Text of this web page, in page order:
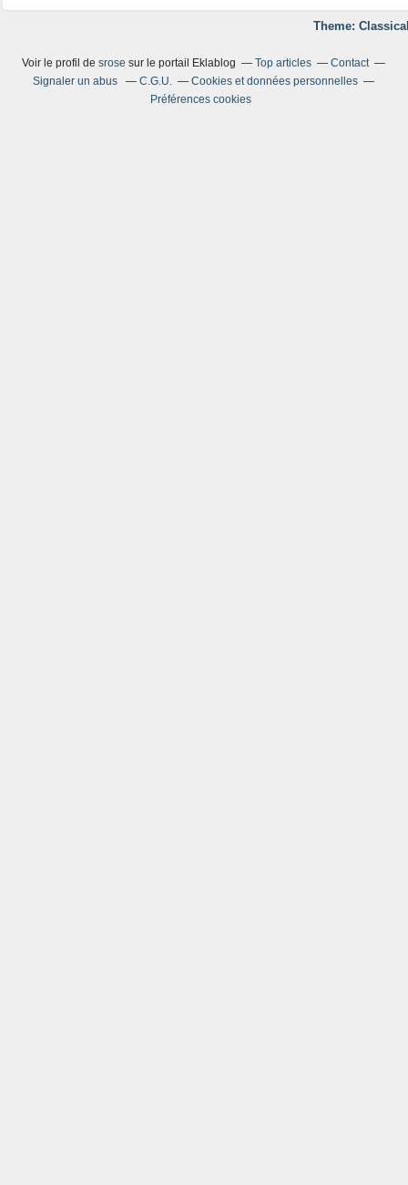
Theme:
Voir le profil desrose sur le portail Eklablog Top articles
Contact
Signaler un abus
C.G.U.
Cookies et données personnelles
Préférences cookies